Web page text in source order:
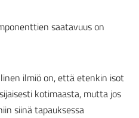
saatavuus on
ilmiö on, että etenkin isot
kotimaasta, mutta jos
siinä tapauksessa